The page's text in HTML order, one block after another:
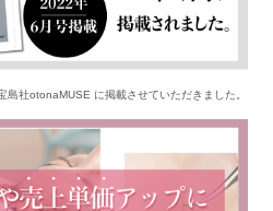
島社otonaMUSE に掲載させていただきました。